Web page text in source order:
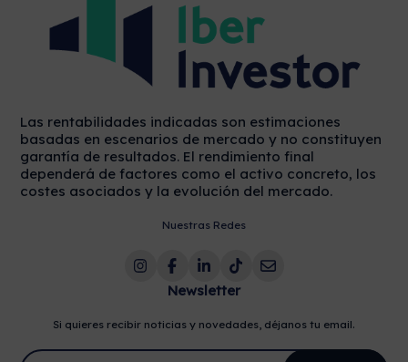
Las rentabilidades indicadas son estimaciones
basadas en escenarios de mercado y no constituyen
garantía de resultados. El rendimiento final
dependerá de factores como el activo concreto, los
costes asociados y la evolución del mercado.
Nuestras Redes
Newsletter
Si quieres recibir noticias y novedades, déjanos tu email.